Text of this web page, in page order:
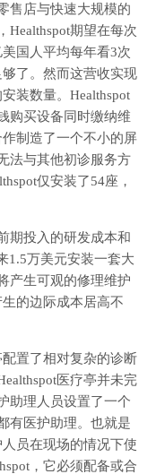
售店与快速大规模的
Healthspot期望在每次
国人平均每年看3次
了。然而这营收实现
装数量。Healthspot
购买设备同时缴纳维
制造了一个不小的屏
法与其他初诊服务方
仅安装了54座，
期投入的研发成本和
1.5万美元安装一套大
产生可观的修理维护
的边际成本居高不
置了相对复杂的诊断
医疗亭并未完
助理人员设置了一个
有医护助理。也就是
员在现场的情况下使
，它必须配备或合